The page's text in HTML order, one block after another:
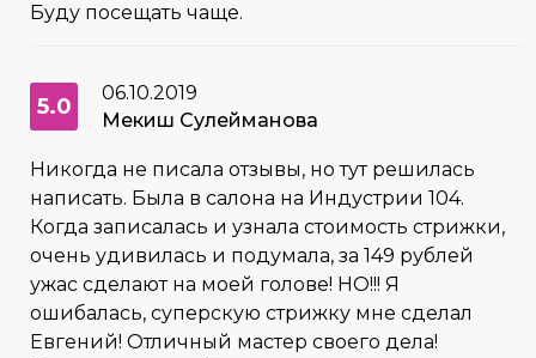
Буду посещать чаще.
5.0
06.10.2019
Мекиш Сулейманова
Никогда не писала отзывы, но тут решилась
написать. Была в салона на Индустрии 104.
Когда записалась и узнала стоимость стрижки,
очень удивилась и подумала, за 149 рублей
ужас сделают на моей голове! НО!!! Я
ошибалась, суперскую стрижку мне сделал
Евгений! Отличный мастер своего дела!